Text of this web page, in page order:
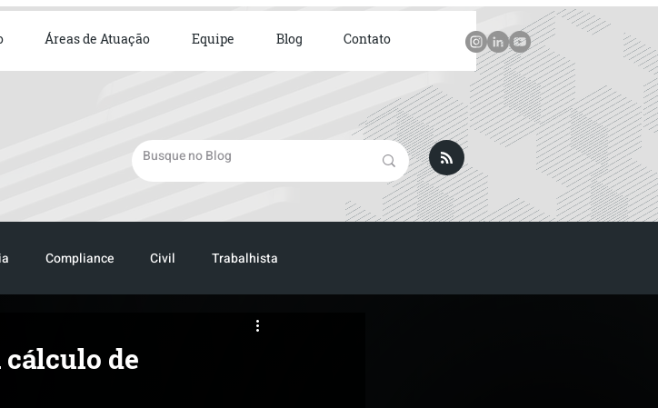
Áreas de Atuação Equipe Blog Contato
Compliance Civil Trabalhista
LOGISTICA
cálculo de